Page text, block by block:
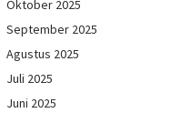
Oktober 2025
September 2025
Agustus 2025
Juli 2025
Juni 2025